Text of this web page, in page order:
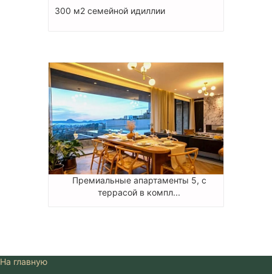
300 м2 семейной идиллии
Премиальные апартаменты 5, с
террасой в компл...
На главную